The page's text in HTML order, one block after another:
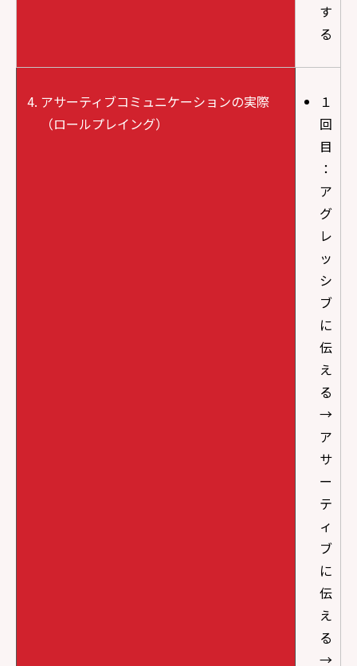
す
る
アサーティブコミュニケーションの実際
（ロールプレイング）
１
回
目
：
ア
グ
レ
ッ
シ
ブ
に
伝
え
る
→
ア
サ
ー
テ
ィ
ブ
に
伝
え
る
→